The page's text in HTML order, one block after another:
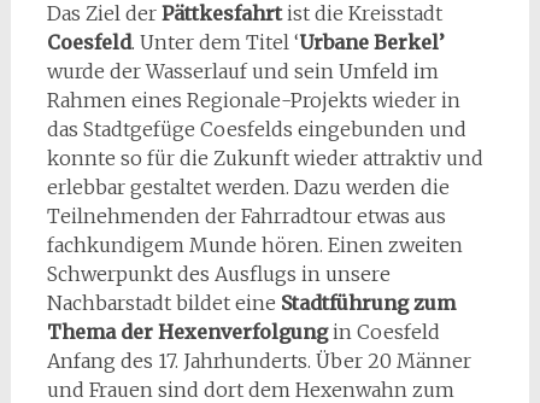
Das Ziel der Pättkesfahrtist die Kreisstadt
Coesfeld. Unter dem Titel ‘Urbane Berkel’
wurde der Wasserlauf und sein Umfeld im
Rahmen eines Regionale-Projekts wieder in
das Stadtgefüge Coesfelds eingebunden und
konnte so für die Zukunft wieder attraktiv und
erlebbar gestaltet werden. Dazu werden die
Teilnehmenden der Fahrradtour etwas aus
fachkundigem Munde hören. Einen zweiten
Schwerpunkt des Ausflugs in unsere
Nachbarstadt bildet eine Stadtführung zum
Thema der Hexenverfolgungin Coesfeld
Anfang des 17. Jahrhunderts. Über 20 Männer
und Frauen sind dort dem Hexenwahn zum